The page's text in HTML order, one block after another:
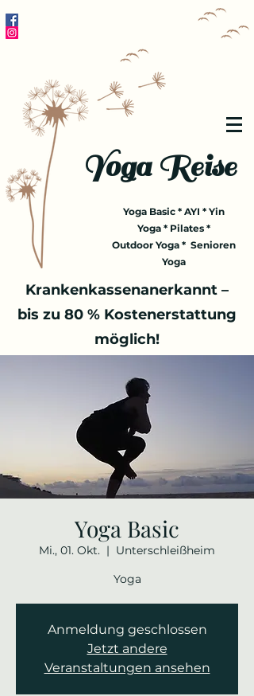
Yoga Reise
Yoga Basic * AYI * Yin
Yoga * Pilates *
Outdoor Yoga * Senioren
Yoga
Krankenkassenanerkannt –
bis zu 80 % Kostenerstattung
möglich!
Yoga Basic
Mi., 01. Okt.
  |
Unterschleißheim
Yoga
Anmeldung geschlossen
Jetzt andere
Veranstaltungen ansehen